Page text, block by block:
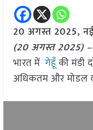
20 अगस्त 2025, नई
(20 अगस्त 2025) –
भारत में गेहूँकी मंडी
अधिकतम और मोडल